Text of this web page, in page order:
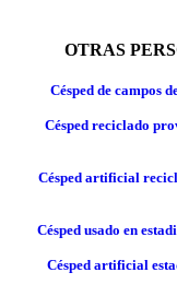
OTRAS
Césped de campos
Césped reciclado
Césped artificial
Césped usado en
Césped artificial